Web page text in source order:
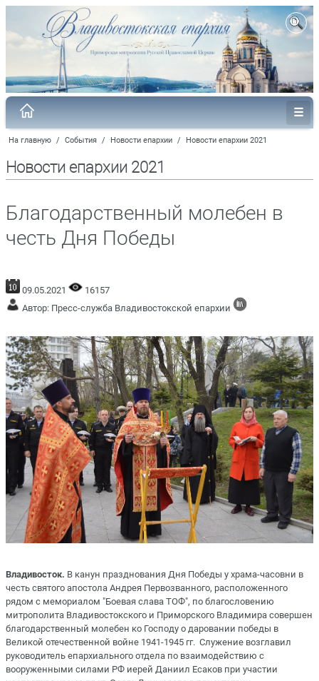
На главную / События / Новости епархии / Новости епархии 2021
Новости епархии 2021
Благодарственный молебен в
честь Дня Победы
09.05.2021
16157
Автор: Пресс-служба Владивостокской епархии
Владивосток. В канун празднования Дня Победы у храма-часовни в
честь святого апостола Андрея Первозванного, расположенного
рядом с мемориалом "Боевая слава ТОФ", по благословению
митрополита Владивостокского и Приморского Владимира совершен
благодарственный молебен ко Господу о даровании победы в
Великой отечественной войне 1941-1945 гг. Служение возглавил
руководитель епархиального отдела по взаимодействию с
вооруженными силами РФ иерей Даниил Есаков при участии